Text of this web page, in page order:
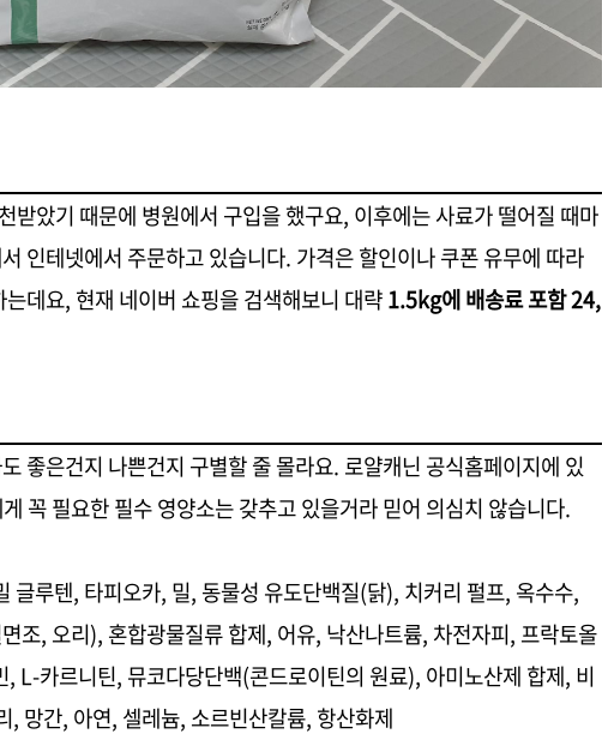
받았기 때문에 병원에서 구입을 했구요, 이후에는 사료가 떨어질 때마
인테넷에서 주문하고 있습니다. 가격은 할인이나 쿠폰 유무에 따라
데요, 현재 네이버 쇼핑을 검색해보니 대략1.5kg에 배송료 포함 24,
좋은건지 나쁜건지 구별할 줄 몰라요. 로얄캐닌 공식홈페이지에 있
꼭 필요한 필수 영양소는 갖추고 있을거라 믿어 의심치 않습니다.
글루텐, 타피오카, 밀, 동물성 유도단백질(닭), 치커리 펄프, 옥수수,
조, 오리), 혼합광물질류 합제, 어유, 낙산나트륨, 차전자피, 프락토올
L-카르니틴, 뮤코다당단백(콘드로이틴의 원료), 아미노산제 합제, 비
망간, 아연, 셀레늄, 소르빈산칼륨, 항산화제